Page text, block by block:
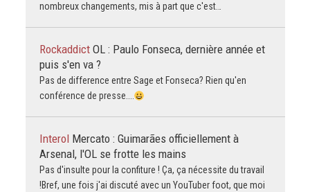
nombreux changements, mis à part que c'est…
Rockaddict OL : Paulo Fonseca, dernière année et
puis s'en va ?
Pas de difference entre Sage et Fonseca? Rien qu'en
conférence de presse....
Interol Mercato : Guimarães officiellement à
Arsenal, l'OL se frotte les mains
Pas d'insulte pour la confiture ! Ça, ça nécessite du travail
!Bref, une fois j'ai discuté avec un YouTuber foot, que moi